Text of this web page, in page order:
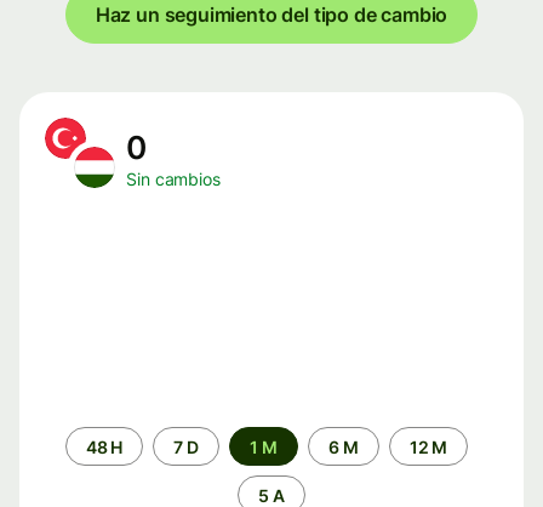
Haz un seguimiento del tipo de cambio
0
Sin cambios
Periodo48 H 7 D 1 M 6 M 12 M
5 A